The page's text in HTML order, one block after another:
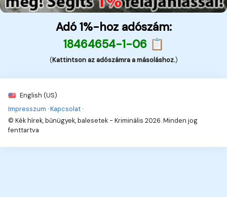
Adó 1%-hoz adószám:
18464654-1-06 📋
(Kattintson az adószámra a másoláshoz.)
English (US)
Impresszum ·Kapcsolat ·
© Kék hírek, bűnügyek, balesetek - Kriminális 2026. Minden jog
fenttartva